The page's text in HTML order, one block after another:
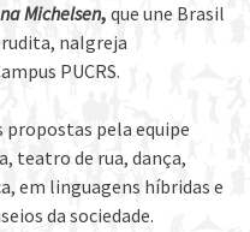
Michelsen, que une Brasil
naIgreja
PUCRS.
propostas pela equipe
teatro de rua, dança,
em linguagens híbridas e
da sociedade.